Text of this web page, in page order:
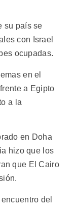
su país se
con Israel
ocupadas.
en el
a Egipto
a la
en Doha
hizo que los
que El Cairo
del